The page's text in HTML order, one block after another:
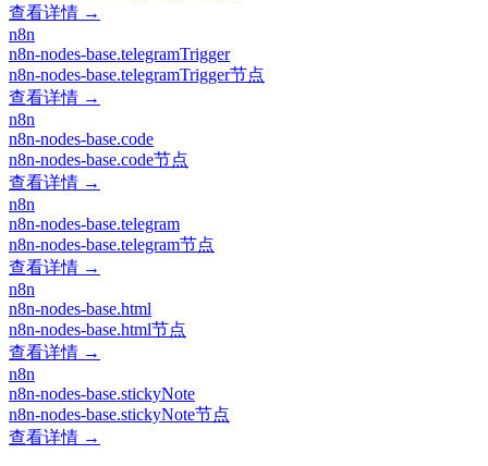
查看详情 →
n8n
n8n-nodes-base.telegramTrigger
n8n-nodes-base.telegramTrigger节点
查看详情 →
n8n
n8n-nodes-base.code
n8n-nodes-base.code节点
查看详情 →
n8n
n8n-nodes-base.telegram
n8n-nodes-base.telegram节点
查看详情 →
n8n
n8n-nodes-base.html
n8n-nodes-base.html节点
查看详情 →
n8n
n8n-nodes-base.stickyNote
n8n-nodes-base.stickyNote节点
查看详情 →